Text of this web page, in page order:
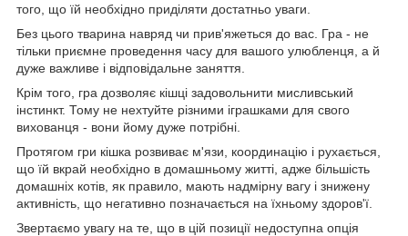
того, що їй необхідно приділяти достатньо уваги.
Без цього тварина навряд чи прив'яжеться до вас. Гра - не
тільки приємне проведення часу для вашого улюбленця, а й
дуже важливе і відповідальне заняття.
Крім того, гра дозволяє кішці задовольнити мисливський
інстинкт. Тому не нехтуйте різними іграшками для свого
вихованця - вони йому дуже потрібні.
Протягом гри кішка розвиває м'язи, координацію і рухається,
що їй вкрай необхідно в домашньому житті, адже більшість
домашніх котів, як правило, мають надмірну вагу і знижену
активність, що негативно позначається на їхньому здоров'ї.
Звертаємо увагу на те, що в цій позиції недоступна опція